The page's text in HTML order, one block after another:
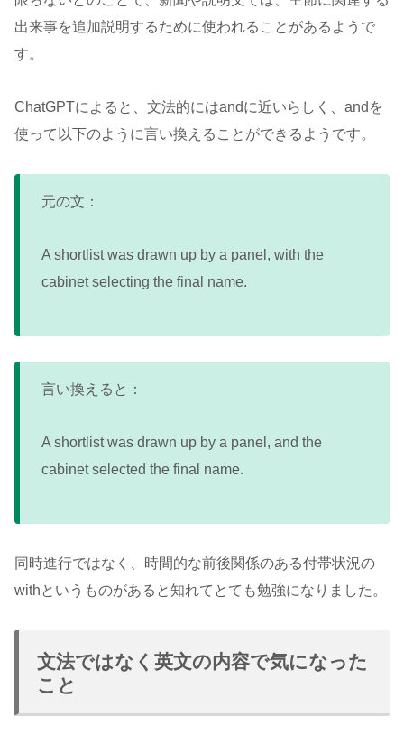
出来事を追加説明するために使われることがあるようで
す。
ChatGPTによると、文法的にはandに近いらしく、andを
使って以下のように言い換えることができるようです。
元の文：
A shortlist was drawn up by a panel, with the
cabinet selecting the final name.
言い換えると：
A shortlist was drawn up by a panel, and the
cabinet selected the final name.
同時進行ではなく、時間的な前後関係のある付帯状況の
withというものがあると知れてとても勉強になりました。
文法ではなく英文の内容で気になった
こと